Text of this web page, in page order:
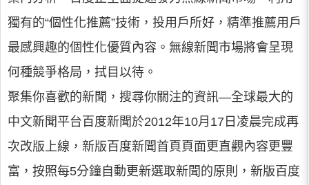
獨有的“個性化推薦”技術，投用戶所好，精準推薦用戶
最感興趣的個性化優質內容。無線新聞市場將會呈現
何種競爭格局，拭目以待。
聚集你喜歡的新聞，搜尋你關注的資訊—全球最大的
中文新聞平台百度新聞於2012年10月17日凌晨完成再
次改版上線，新版百度新聞首頁頁面更直觀內容更豐
富，按照每5分鐘自動更新選取新聞的原則，新版百度